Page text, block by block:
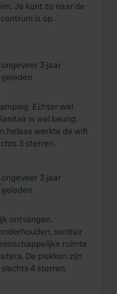
Je kunt zo naar de
is op
ongeveer 3 jaar
geleden
Echter wel
is wel keurig.
helaas werkte de wifi
3 sterren.
ongeveer 3 jaar
geleden
ontvangen.
sanitair
ruimte
De plekken zijn
4 sterren.